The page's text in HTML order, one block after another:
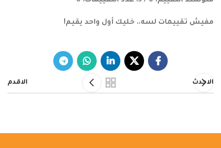
مفيش تقييمات لسه.. خليك أول واحد يقيم!
الاحدث الاقدم